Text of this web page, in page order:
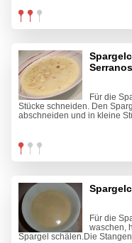
Für die
Stücke schneiden. Den
abschneiden und in kleine
Für die
waschen,
Spargel schälen.Die